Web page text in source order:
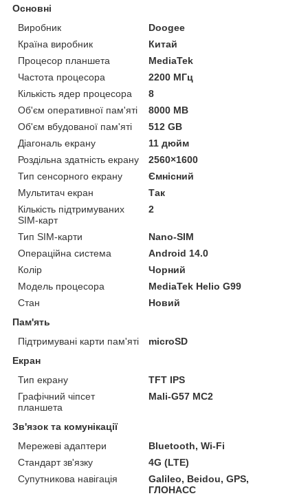
Основні
Виробник
Doogee
Країна виробник
Китай
Процесор планшета
MediaTek
Частота процесора
2200 МГц
Кількість ядер процесора
8
Об'єм оперативної пам'яті
8000 MB
Об'єм вбудованої пам'яті
512 GB
Діагональ екрану
11 дюйм
Роздільна здатність екрану
2560×1600
Тип сенсорного екрану
Ємнісний
Мультитач екран
Так
Кількість підтримуваних
SIM-карт
2
Тип SIM-карти
Nano-SIM
Операційна система
Android 14.0
Колір
Чорний
Модель процесора
MediaTek Helio G99
Стан
Новий
Пам'ять
Підтримувані карти пам'яті
microSD
Екран
Тип екрану
TFT IPS
Графічний чіпсет
планшета
Mali-G57 MC2
Зв'язок та комунікації
Мережеві адаптери
Bluetooth, Wi-Fi
Стандарт зв'язку
4G (LTE)
Супутникова навігація
Galileo, Beidou, GPS,
ГЛОНАСС